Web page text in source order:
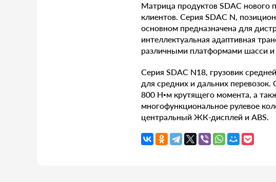
Матрица продуктов SDAC нового
клиентов. Серия SDAC N,
основном предназначена для
интеллектуальная адаптивная
различными платформами шасси и
Серия SDAC N18, грузовик
для средних и дальних
800 Н•м крутящего момента, а
многофункциональное рулевое
центральный ЖК-дисплей и ABS.